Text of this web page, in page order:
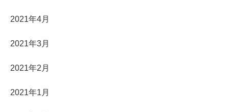
2021年4月
2021年3月
2021年2月
2021年1月